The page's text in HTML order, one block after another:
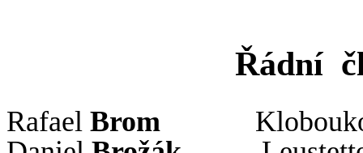
Řádní
Rafael Brom